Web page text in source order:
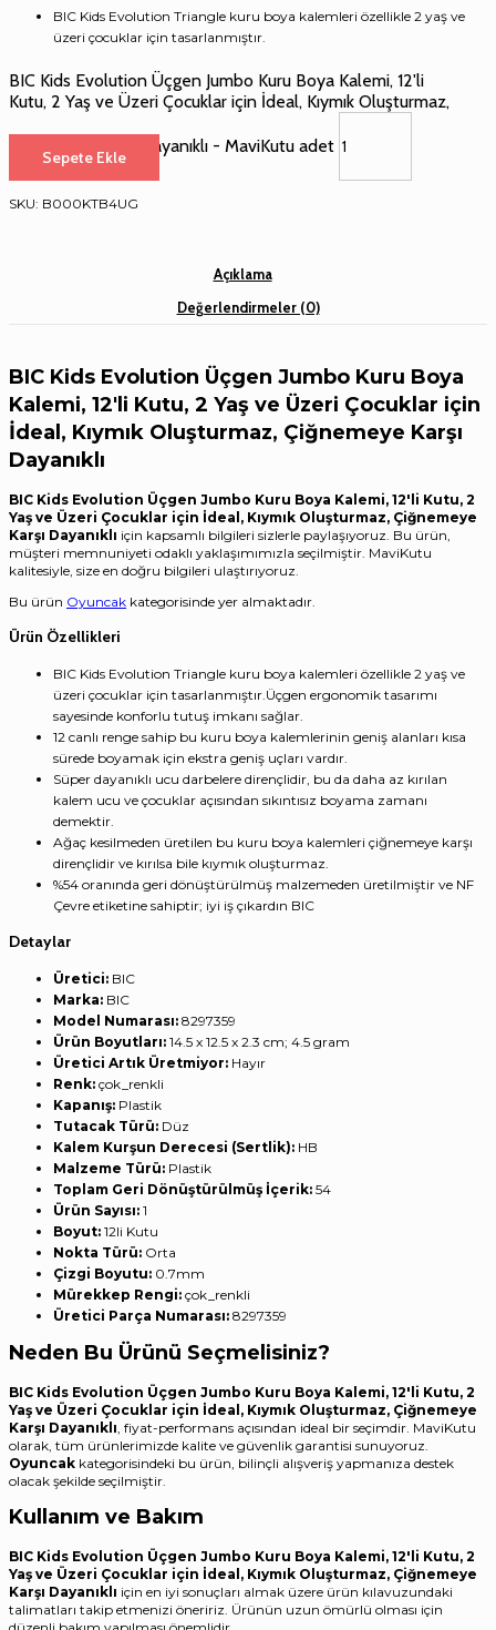
BIC Kids Evolution Triangle kuru boya kalemleri özellikle 2 yaş ve
üzeri çocuklar için tasarlanmıştır.
BIC Kids Evolution Üçgen Jumbo Kuru Boya Kalemi, 12'li
Kutu, 2 Yaş ve Üzeri Çocuklar için İdeal, Kıymık Oluşturmaz,
Çiğnemeye Karşı Dayanıklı - MaviKutu adet
Sepete Ekle
SKU: B000KTB4UG
Açıklama
Değerlendirmeler (0)
BIC Kids Evolution Üçgen Jumbo Kuru Boya
Kalemi, 12'li Kutu, 2 Yaş ve Üzeri Çocuklar için
İdeal, Kıymık Oluşturmaz, Çiğnemeye Karşı
Dayanıklı
BIC Kids Evolution Üçgen Jumbo Kuru Boya Kalemi, 12'li Kutu, 2
Yaş ve Üzeri Çocuklar için İdeal, Kıymık Oluşturmaz, Çiğnemeye
Karşı Dayanıklı için kapsamlı bilgileri sizlerle paylaşıyoruz. Bu ürün,
müşteri memnuniyeti odaklı yaklaşımımızla seçilmiştir. MaviKutu
kalitesiyle, size en doğru bilgileri ulaştırıyoruz.
Bu ürün Oyuncak kategorisinde yer almaktadır.
Ürün Özellikleri
BIC Kids Evolution Triangle kuru boya kalemleri özellikle 2 yaş ve
üzeri çocuklar için tasarlanmıştır.Üçgen ergonomik tasarımı
sayesinde konforlu tutuş imkanı sağlar.
12 canlı renge sahip bu kuru boya kalemlerinin geniş alanları kısa
sürede boyamak için ekstra geniş uçları vardır.
Süper dayanıklı ucu darbelere dirençlidir, bu da daha az kırılan
kalem ucu ve çocuklar açısından sıkıntısız boyama zamanı
demektir.
Ağaç kesilmeden üretilen bu kuru boya kalemleri çiğnemeye karşı
dirençlidir ve kırılsa bile kıymık oluşturmaz.
%54 oranında geri dönüştürülmüş malzemeden üretilmiştir ve NF
Çevre etiketine sahiptir; iyi iş çıkardın BIC
Detaylar
Üretici: ‎BIC
Marka: ‎BIC
Model Numarası: ‎8297359
Ürün Boyutları: ‎14.5 x 12.5 x 2.3 cm; 4.5 gram
Üretici Artık Üretmiyor: ‎Hayır
Renk: ‎çok_renkli
Kapanış: ‎Plastik
Tutacak Türü: ‎Düz
Kalem Kurşun Derecesi (Sertlik): ‎HB
Malzeme Türü: ‎Plastik
Toplam Geri Dönüştürülmüş İçerik: ‎54
Ürün Sayısı: ‎1
Boyut: ‎12li Kutu
Nokta Türü: ‎Orta
Çizgi Boyutu: ‎0.7mm
Mürekkep Rengi: ‎çok_renkli
Üretici Parça Numarası: ‎8297359
Neden Bu Ürünü Seçmelisiniz?
BIC Kids Evolution Üçgen Jumbo Kuru Boya Kalemi, 12'li Kutu, 2
Yaş ve Üzeri Çocuklar için İdeal, Kıymık Oluşturmaz, Çiğnemeye
Karşı Dayanıklı , fiyat-performans açısından ideal bir seçimdir. MaviKutu
olarak, tüm ürünlerimizde kalite ve güvenlik garantisi sunuyoruz.
Oyuncak kategorisindeki bu ürün, bilinçli alışveriş yapmanıza destek
olacak şekilde seçilmiştir.
Kullanım ve Bakım
BIC Kids Evolution Üçgen Jumbo Kuru Boya Kalemi, 12'li Kutu, 2
Yaş ve Üzeri Çocuklar için İdeal, Kıymık Oluşturmaz, Çiğnemeye
Karşı Dayanıklı için en iyi sonuçları almak üzere ürün kılavuzundaki
talimatları takip etmenizi öneririz. Ürünün uzun ömürlü olması için